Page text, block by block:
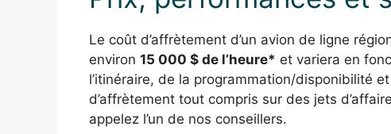
Le coût d’affrètement d’un avion de ligne
environ 15 000 $ de l’heure* et variera en
l’itinéraire, de la programmation/disponibilité
d’affrètement tout compris sur des jets
appelez l’un de nos conseillers.